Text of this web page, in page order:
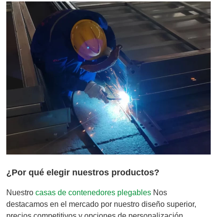
¿Por qué elegir nuestros productos?
Nuestrocasas de contenedores plegables Nos
destacamos en el mercado por nuestro diseño superior,